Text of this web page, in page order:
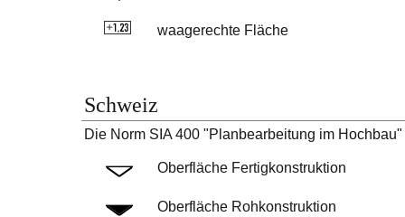
waagerechte Fläche
Schweiz
Die Norm SIA 400 "Planbearbeitung im
Oberfläche Fertigkonstruktion
Oberfläche Rohkonstruktion